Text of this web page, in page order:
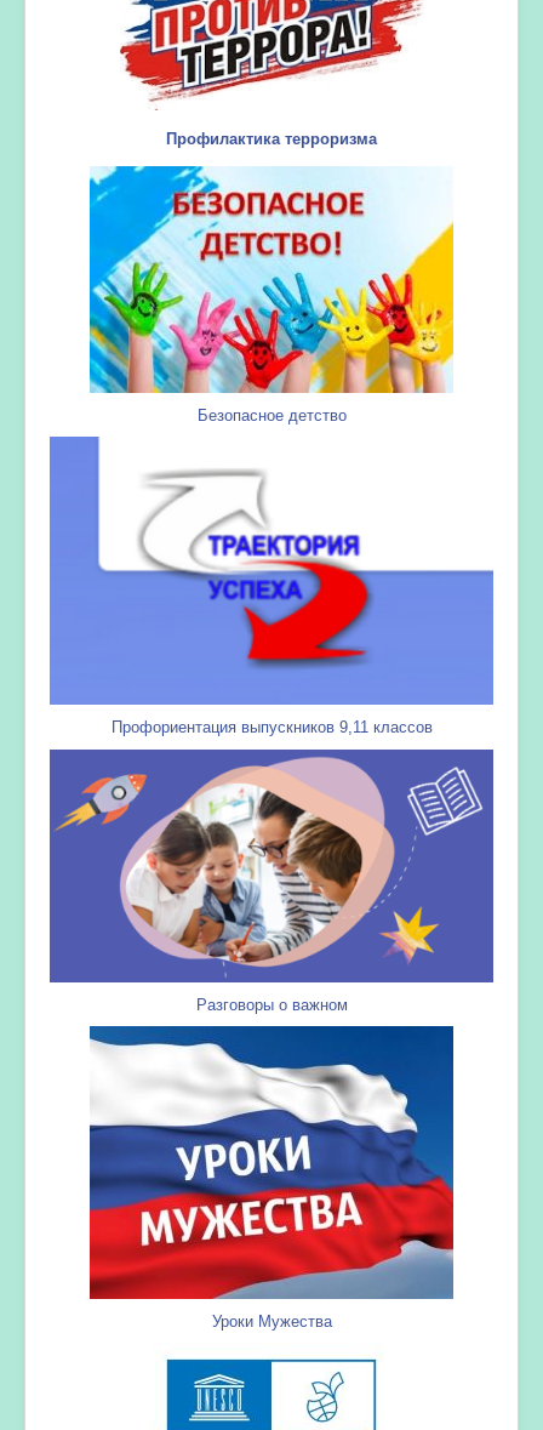
Профилактика терроризма
Безопасное детство
Профориентация выпускников 9,11 классов
Разговоры о важном
Уроки Мужества